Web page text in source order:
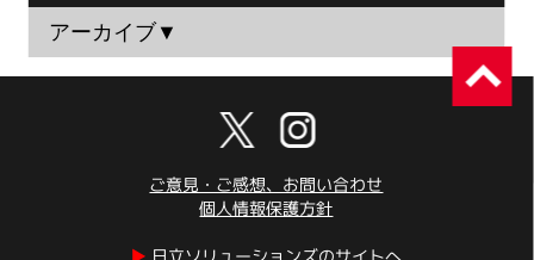
アーカイブ▼
ご意見・ご感想、お問い合わせ
個人情報保護方針